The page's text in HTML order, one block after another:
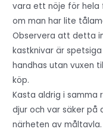
vara ett nöje för hela
om man har lite
Observera att detta
kastknivar är
handhas utan vuxen
köp.
Kasta aldrig i samma
djur och var säker
närheten av måltavla.